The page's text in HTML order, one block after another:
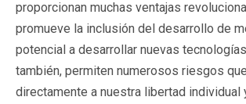
proporcionan muchas ventajas
promueve la inclusión del desarrollo de
potencial a desarrollar nuevas
también, permiten numerosos riesgos
directamente a nuestra libertad individual